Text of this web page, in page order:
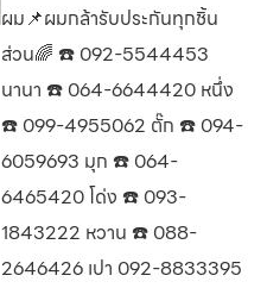
ผม📌ผมกล้ารับประกันทุกชิ้น
ส่วน🌈 ☎️ 092-5544453
นานา ☎️ 064-6644420 หนึ่ง
☎️ 099-4955062 ตั๊ก ☎️ 094-
6059693 มุก ☎️ 064-
6465420 โด่ง ☎️ 093-
1843222 หวาน ☎️ 088-
2646426 เปา 092-8833395